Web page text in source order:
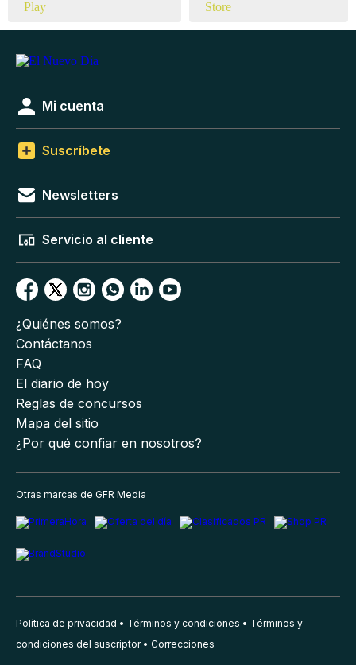
Mi cuenta
Suscríbete
Newsletters
Servicio al cliente
¿Quiénes somos?
Contáctanos
FAQ
El diario de hoy
Reglas de concursos
Mapa del sitio
¿Por qué confiar en nosotros?
Otras marcas de GFR Media
Política de privacidad Términos y condiciones
Términos y
condiciones del suscriptor
Correcciones